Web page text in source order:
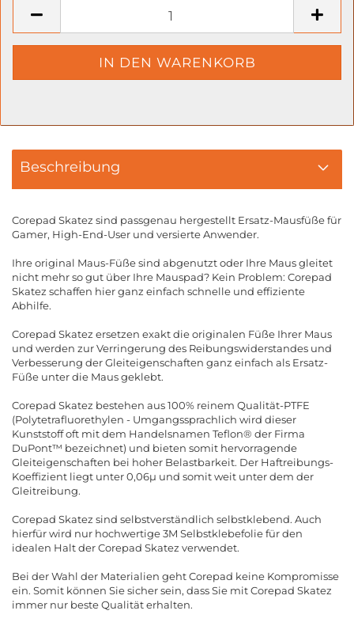
Beschreibung
Corepad Skatez sind passgenau hergestellt Ersatz-Mausfüße für
Gamer, High-End-User und versierte Anwender.
Ihre original Maus-Füße sind abgenutzt oder Ihre Maus gleitet
nicht mehr so gut über Ihre Mauspad? Kein Problem: Corepad
Skatez schaffen hier ganz einfach schnelle und effiziente
Abhilfe.
Corepad Skatez ersetzen exakt die originalen Füße Ihrer Maus
und werden zur Verringerung des Reibungswiderstandes und
Verbesserung der Gleiteigenschaften ganz einfach als Ersatz-
Füße unter die Maus geklebt.
Corepad Skatez bestehen aus 100% reinem Qualität-PTFE
(Polytetrafluorethylen - Umgangssprachlich wird dieser
Kunststoff oft mit dem Handelsnamen Teflon® der Firma
DuPont™ bezeichnet) und bieten somit hervorragende
Gleiteigenschaften bei hoher Belastbarkeit. Der Haftreibungs-
Koeffizient liegt unter 0,06µ und somit weit unter dem der
Gleitreibung.
Corepad Skatez sind selbstverständlich selbstklebend. Auch
hierfür wird nur hochwertige 3M Selbstklebefolie für den
idealen Halt der Corepad Skatez verwendet.
Bei der Wahl der Materialien geht Corepad keine Kompromisse
ein. Somit können Sie sicher sein, dass Sie mit Corepad Skatez
immer nur beste Qualität erhalten.